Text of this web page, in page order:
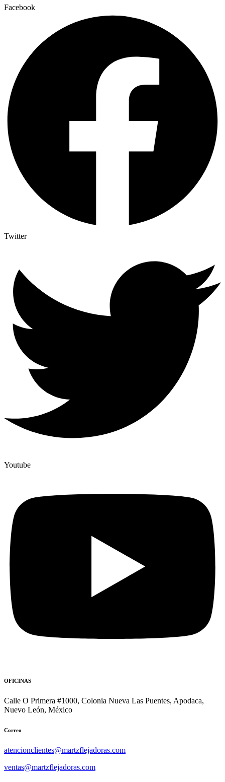
Facebook
Twitter
Youtube
OFICINAS
Calle O Primera #1000, Colonia Nueva Las Puentes, Apodaca,
Nuevo León, México
Correo
atencionclientes@martzflejadoras.com
ventas@martzflejadoras.com